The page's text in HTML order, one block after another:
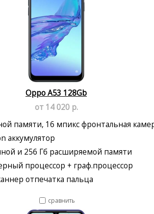
Oppo A53 128Gb
от 14 020 р.
памяти, 16 мпикс фронтальная
аккумулятор
и 256 Гб расширяемой памяти
процессор + граф.процессор
отпечатка пальца
сравнить